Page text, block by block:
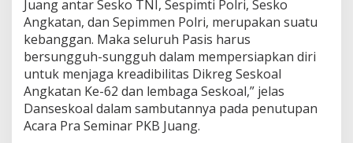
Juang antar Sesko TNI, Sespimti Polri, Sesko
Angkatan, dan Sepimmen Polri, merupakan suatu
kebanggan. Maka seluruh Pasis harus
bersungguh-sungguh dalam mempersiapkan diri
untuk menjaga kreadibilitas Dikreg Seskoal
Angkatan Ke-62 dan lembaga Seskoal,” jelas
Danseskoal dalam sambutannya pada penutupan
Acara Pra Seminar PKB Juang.